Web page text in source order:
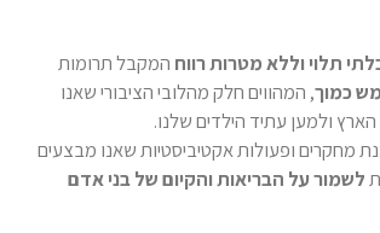
תלוי וללא מטרות רווח המקבל תרומות
כמוך, המהווים חלק מהלובי הציבורי שאנו
ולמען עתיד הילדים שלנו.
מחקרים ופעולות אקטיביסטיות שאנו מבצעים
לשמור על הבריאות והקיום של בני אדם